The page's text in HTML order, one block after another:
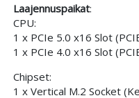
Laajennuspaikat:
CPU:
1 x PCIe 5.0 x16 Slot
1 x PCIe 4.0 x16 Slot
Chipset:
1 x Vertical M.2 Socket